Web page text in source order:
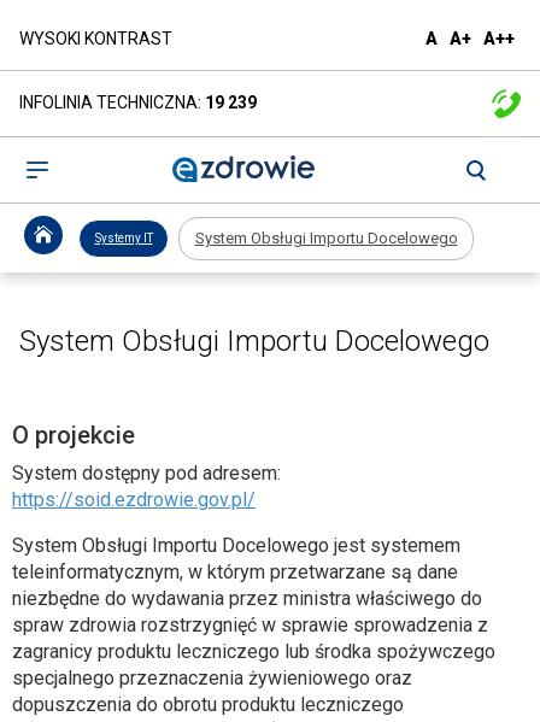
System
Obsługi
Importu
Docelowego
ezdrowie.gov.pl
WYSOKI KONTRAST A domyślna
A+większa
A++
INFOLINIA TECHNICZNA: 19 239
Otwórz
Systemy IT System Obsługi Importu Docelowego
System Obsługi Importu Docelowego
O projekcie
System dostępny pod adresem:
https://soid.ezdrowie.gov.pl/
System Obsługi Importu Docelowego jest systemem
teleinformatycznym, w którym przetwarzane są dane
niezbędne do wydawania przez ministra właściwego do
spraw zdrowia rozstrzygnięć w sprawie sprowadzenia z
zagranicy produktu leczniczego lub środka spożywczego
specjalnego przeznaczenia żywieniowego oraz
dopuszczenia do obrotu produktu leczniczego